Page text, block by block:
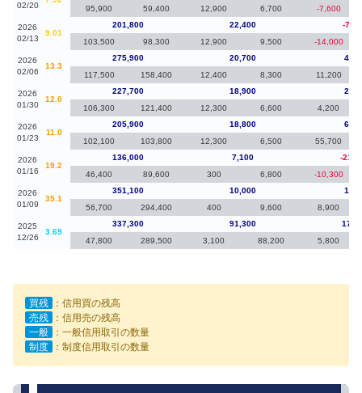
02/20
95,900
59,400 12,900 6,700 -7,600
2026
02/13
9.01
201,800 22,400
-
103,500
98,300 12,900 9,500 -14,000
2026
02/06
13.3
275,900 20,700
117,500
158,400 12,400 8,300 11,200
2026
01/30
12.0
227,700 18,900
106,300
121,400 12,300 6,600 4,200
2026
01/23
11.0
205,900 18,800
102,100
103,800 12,300 6,500 55,700
2026
01/16
19.2
136,000 7,100
-
46,400
89,600 300 6,800 -10,300
2026
01/09
35.1
351,100 10,000
56,700
294,400 400 9,600 8,900
2025
12/26
3.69
337,300 91,300
47,800
289,500 3,100 88,200 5,800
買残
：信用買の残高
売残
：信用売の残高
一般
：一般信用取引の数量
制度
：制度信用取引の数量